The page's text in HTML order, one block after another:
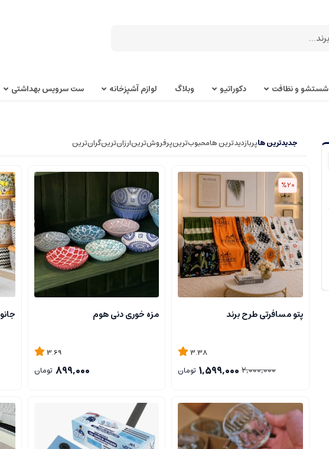
شستشو و نظافت دکوراتیو وبلاگ لوازم آشپزخانه ست سرویس بهداشتی
جدیدترین هاپربازدیدترین هامحبوب‌‌ترینپرفروش‌ترینارزان‌ترینگران‌ترین
%20
پتو مسافرتی طرح برند
3.38
2,000,000
1,599,000 تومان
مزه خوری دنی هوم
3.69
899,000 تومان